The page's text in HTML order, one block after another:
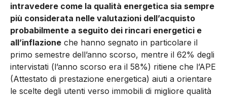
intravedere come la qualità energetica sia sempre
più considerata nelle valutazioni dell’acquisto
probabilmente a seguito dei rincari energetici e
all’inflazione che hanno segnato in particolare il
primo semestre dell’anno scorso, mentre il 62% degli
intervistati (l’anno scorso era il 58%) ritiene che l’APE
(Attestato di prestazione energetica) aiuti a orientare
le scelte degli utenti verso immobili di migliore qualità